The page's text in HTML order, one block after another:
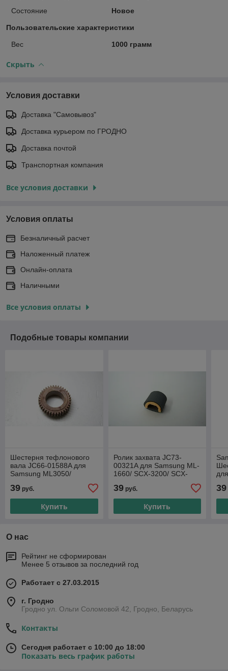
Состояние
Новое
Пользовательские характеристики
Вес 1000 грамм
Скрыть
Условия доставки
Доставка "Самовывоз"
Доставка курьером по ГРОДНО
Доставка почтой
Транспортная компания
Все условия доставки
Условия оплаты
Безналичный расчет
Наложенный платеж
Онлайн-оплата
Наличными
Все условия оплаты
Подобные товары компании
Шестерня тефлонового
вала JC66-01588A для
Samsung ML3050/
Phaser3300MFP
39 руб.
Купить
Ролик захвата JC73-
00321A для Samsung ML-
1660/ SCX-3200/ SCX-
39руб.
Купить
39
О нас
Рейтинг не сформирован
Менее 5 отзывов за последний год
Работает с 27.03.2015
г. Гродно
Гродно ул. Ольги Соломовой 42, Гродно, Беларусь
Контакты
Сегодня работает с 10:00 до 18:00
Показать весь график работы